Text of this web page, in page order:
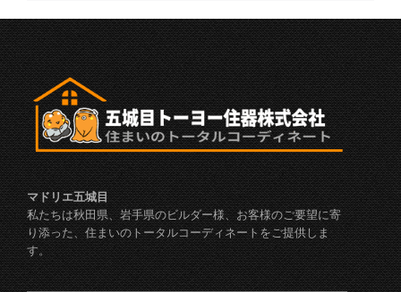
マドリエ五城目
私たちは秋田県、岩手県のビルダー様、お客様のご要望に寄
り添った、住まいのトータルコーディネートをご提供しま
す。